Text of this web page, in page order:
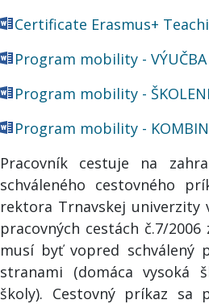
Certificate Erasmus+
Program mobility - VÝUČBA
Program mobility -
Program mobility -
Pracovník cestuje na
schváleného cestovného
rektora Trnavskej univerzity
pracovných cestách č.7/
musí byť vopred schválený
stranami (domáca vysoká
školy). Cestovný príkaz sa